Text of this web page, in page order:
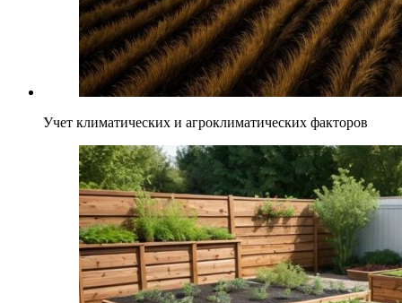
Учет климатических и агроклиматических факторов